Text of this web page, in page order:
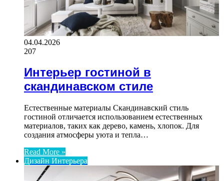
04.04.2026
207
Интерьер гостиной в
скандинавском стиле
Естественные материалы Скандинавский стиль
гостиной отличается использованием естественных
материалов, таких как дерево, камень, хлопок. Для
создания атмосферы уюта и тепла…
Read More »
Дизайн Интерьера